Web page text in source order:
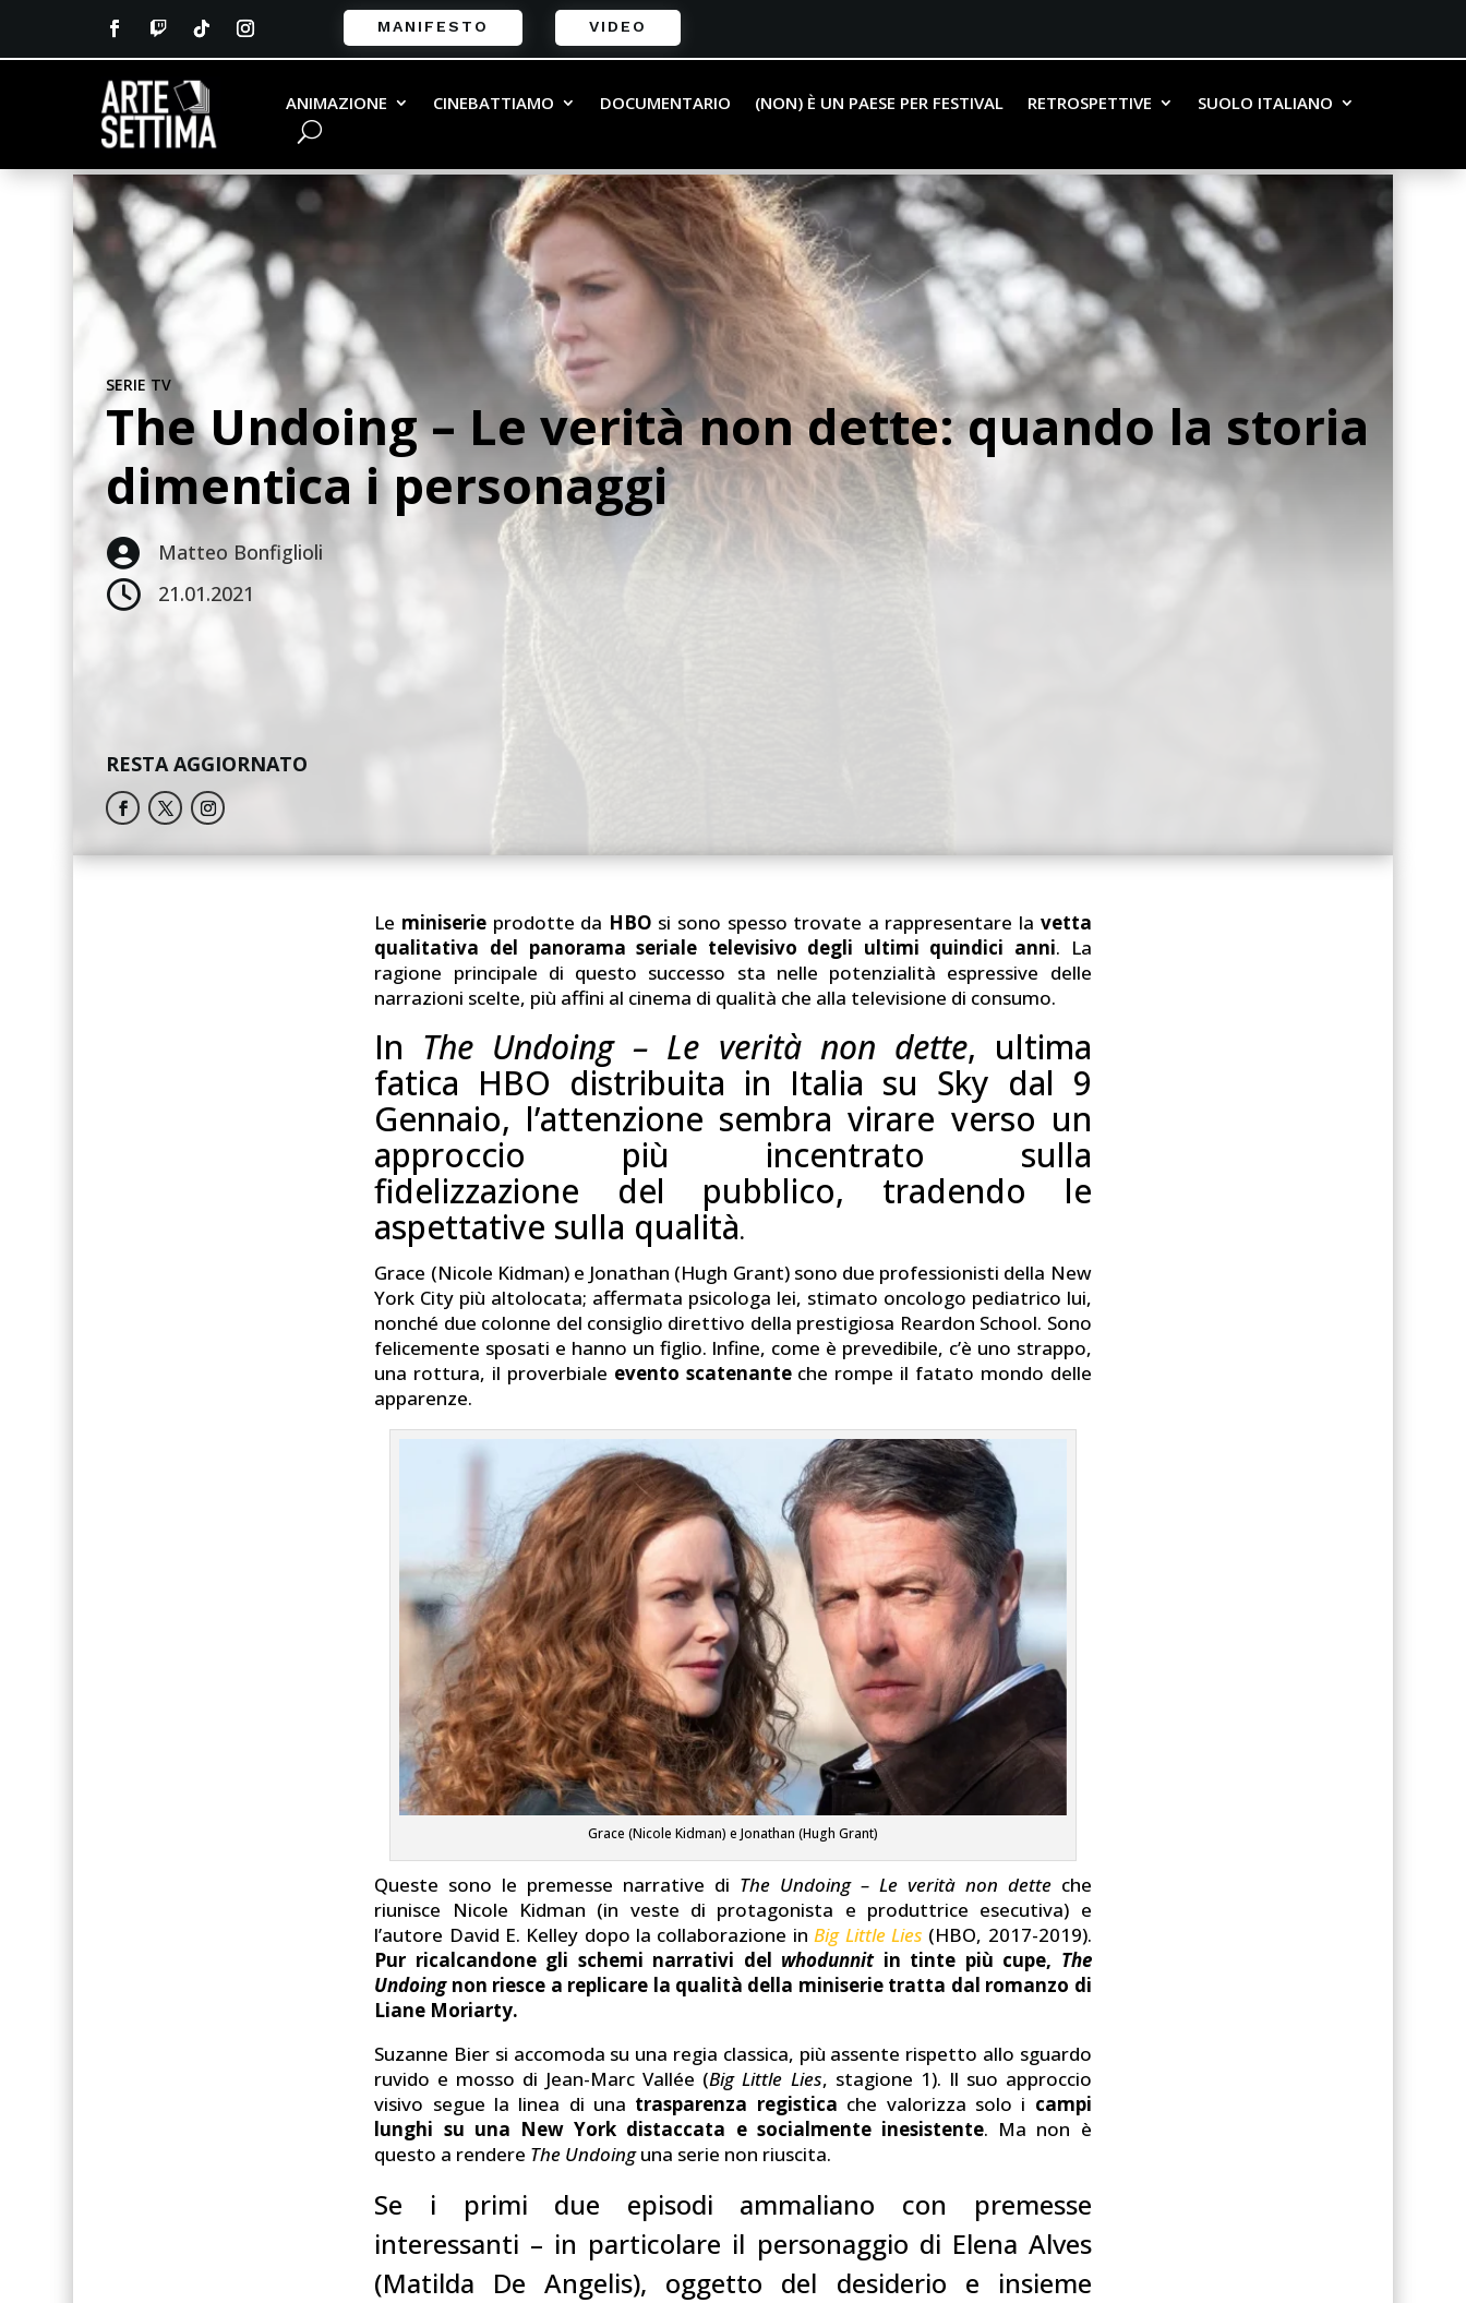
MANIFESTO VIDEO
ANIMAZIONE CINEBATTIAMO DOCUMENTARIO (NON) È UN PAESE PER FESTIVAL RETROSPETTIVE SUOLO ITALIANO
SERIE TV
The Undoing – Le verità non dette: quando la storia
dimentica i personaggi
 Matteo Bonfiglioli
 21.01.2021
RESTA AGGIORNATO
Le miniserieprodotte da HBO si sono spesso trovate a rappresentare la vetta
qualitativa del panorama seriale televisivo degli ultimi quindici anni. La
ragione principale di questo successo sta nelle potenzialità espressive delle
narrazioni scelte, più affini al cinema di qualità che alla televisione di consumo.
In The Undoing – Le verità non dette, ultima
fatica HBO distribuita in Italia su Sky dal 9
Gennaio, l’attenzione sembra virare verso un
approccio più incentrato sulla
fidelizzazione del pubblico, tradendo le
aspettative sulla qualità.
Grace (Nicole Kidman) e Jonathan (Hugh Grant) sono due professionisti della New
York City più altolocata; affermata psicologa lei, stimato oncologo pediatrico lui,
nonché due colonne del consiglio direttivo della prestigiosa Reardon School. Sono
felicemente sposati e hanno un figlio. Infine, come è prevedibile, c’è uno strappo,
una rottura, il proverbiale evento scatenanteche rompe il fatato mondo delle
apparenze.
Grace (Nicole Kidman) e Jonathan (Hugh Grant)
Queste sono le premesse narrative di The Undoing – Le verità non detteche
riunisce Nicole Kidman (in veste di protagonista e produttrice esecutiva) e
l’autore David E. Kelley dopo la collaborazione inBig Little Lies (HBO, 2017-2019).
Pur ricalcandone gli schemi narrativi del whodunnitin tinte più cupe, The
Undoingnon riesce a replicare la qualità della miniserie tratta dal romanzo di
Liane Moriarty.
Suzanne Bier si accomoda su una regia classica, più assente rispetto allo sguardo
ruvido e mosso di Jean-Marc Vallée (Big Little Lies, stagione 1). Il suo approccio
visivo segue la linea di una trasparenza registica che valorizza solo i campi
lunghi su una New York distaccata e socialmente inesistente. Ma non è
questo a rendere The Undoinguna serie non riuscita.
Se i primi due episodi ammaliano con premesse
interessanti – in particolare il personaggio di Elena Alves
(Matilda De Angelis), oggetto del desiderio e insieme